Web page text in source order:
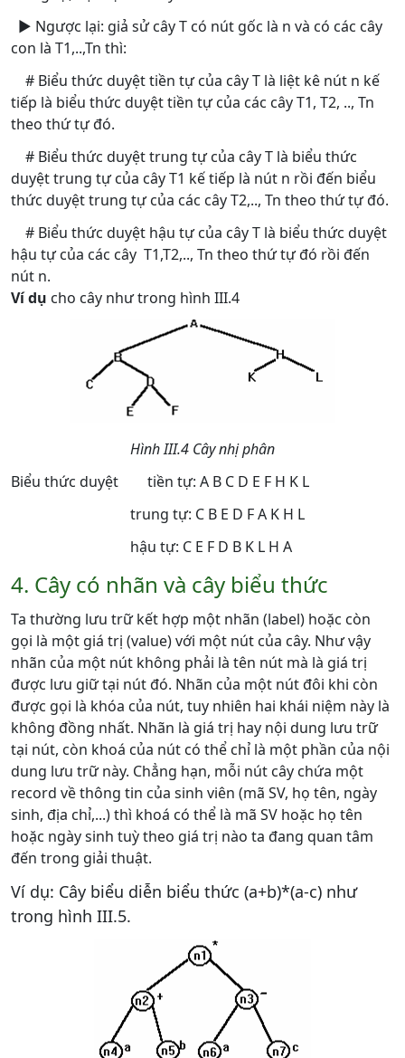
► Ngược lại: giả sử cây T có nút gốc là n và có các cây
con là T1,..,Tn thì:
# Biểu thức duyệt tiền tự của cây T là liệt kê nút n kế
tiếp là biểu thức duyệt tiền tự của các cây T1, T2, .., Tn
theo thứ tự đó.
# Biểu thức duyệt trung tự của cây T là biểu thức
duyệt trung tự của cây T1 kế tiếp là nút n rồi đến biểu
thức duyệt trung tự của các cây T2,.., Tn theo thứ tự đó.
# Biểu thức duyệt hậu tự của cây T là biểu thức duyệt
hậu tự của các cây T1,T2,.., Tn theo thứ tự đó rồi đến
nút n.
Ví dụ cho cây như trong hình III.4
Hình III.4 Cây nhị phân
Biểu thức duyệt tiền tự: A B C D E F H K L
trung tự: C B E D F A K H L
hậu tự: C E F D B K L H A
4. Cây có nhãn và cây biểu thức
Ta thường lưu trữ kết hợp một nhãn (label) hoặc còn
gọi là một giá trị (value) với một nút của cây. Như vậy
nhãn của một nút không phải là tên nút mà là giá trị
được lưu giữ tại nút đó. Nhãn của một nút đôi khi còn
được gọi là khóa của nút, tuy nhiên hai khái niệm này là
không đồng nhất. Nhãn là giá trị hay nội dung lưu trữ
tại nút, còn khoá của nút có thể chỉ là một phần của nội
dung lưu trữ này. Chẳng hạn, mỗi nút cây chứa một
record về thông tin của sinh viên (mã SV, họ tên, ngày
sinh, địa chỉ,...) thì khoá có thể là mã SV hoặc họ tên
hoặc ngày sinh tuỳ theo giá trị nào ta đang quan tâm
đến trong giải thuật.
Ví dụ: Cây biểu diễn biểu thức (a+b)*(a-c) như
trong hình III.5.